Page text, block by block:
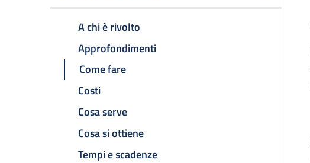
A chi è rivolto
Approfondimenti
Come fare
Costi
Cosa serve
Cosa si ottiene
Tempi e scadenze